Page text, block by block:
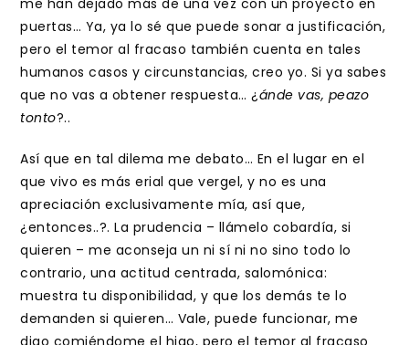
me han dejado más de una vez con un proyecto en
puertas… Ya, ya lo sé que puede sonar a justificación,
pero el temor al fracaso también cuenta en tales
humanos casos y circunstancias, creo yo. Si ya sabes
que no vas a obtener respuesta… ¿ánde vas, peazo
tonto?..
Así que en tal dilema me debato… En el lugar en el
que vivo es más erial que vergel, y no es una
apreciación exclusivamente mía, así que,
¿entonces..?. La prudencia – llámelo cobardía, si
quieren – me aconseja un ni sí ni no sino todo lo
contrario, una actitud centrada, salomónica:
muestra tu disponibilidad, y que los demás te lo
demanden si quieren… Vale, puede funcionar, me
digo comiéndome el higo, pero el temor al fracaso